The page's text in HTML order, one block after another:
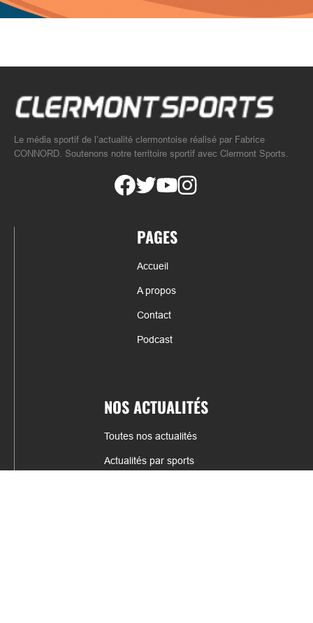
Le média sportif de l’actualité clermontoise réalisé par Fabrice
CONNORD. Soutenons notre territoire sportif avec Clermont Sports.
PAGES
Accueil
A propos
Contact
Podcast
NOS ACTUALITÉS
Toutes nos actualités
Actualités par sports